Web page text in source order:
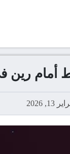
رين
13, 2026